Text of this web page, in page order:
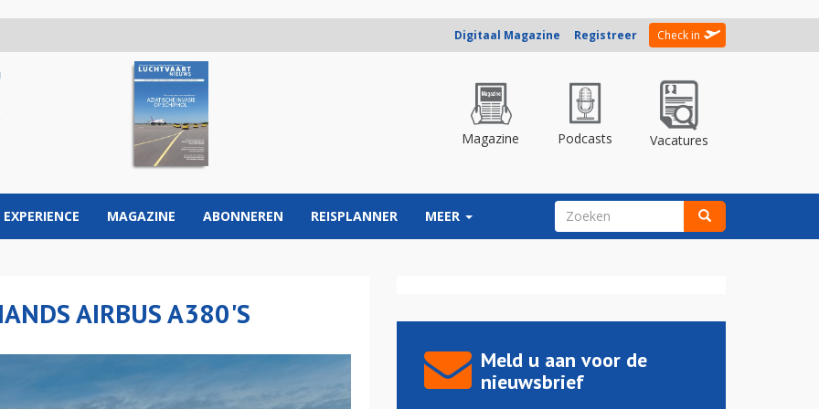
Digitaal Magazine Registreer Check in
Magazine Podcasts Vacatures
EXPERIENCE MAGAZINE ABONNEREN REISPLANNER MEER ZOEKVELD
AIRBUS A380'S
Meld u aan voor de
nieuwsbrief